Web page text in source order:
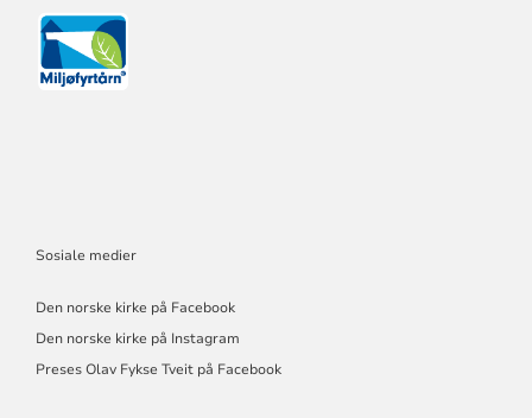
Sosiale medier
Den norske kirke på Facebook
Den norske kirke på Instagram
Preses Olav Fykse Tveit på Facebook